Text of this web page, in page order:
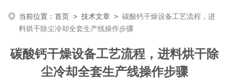
当前位置：首页 >技术文章 >碳酸钙干燥设备工艺流程，进
料烘干除尘冷却全套生产线操作步骤
碳酸钙干燥设备工艺流程，进料烘干除
尘冷却全套生产线操作步骤